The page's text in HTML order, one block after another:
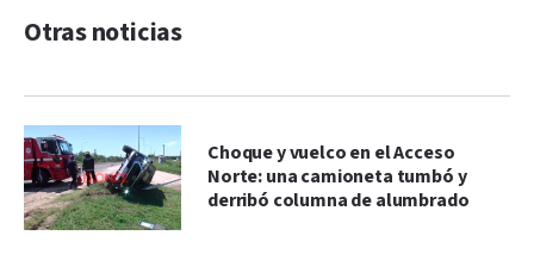
Otras noticias
Choque y vuelco en el Acceso
Norte: una camioneta tumbó y
derribó columna de alumbrado